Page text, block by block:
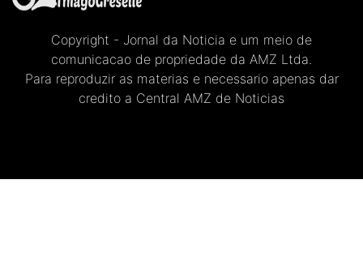
Copyright - Jornal da Noticia e um meio de
comunicacao de propriedade da AMZ Ltda.
Para reproduzir as materias e necessario apenas dar
credito a Central AMZ de Noticias